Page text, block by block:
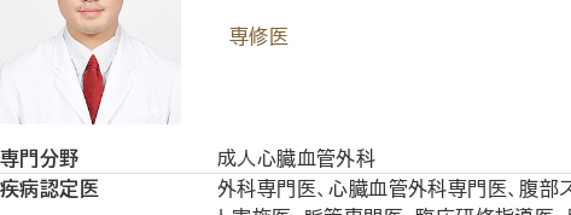
専修医
専門分野
成人心臓血管外科
疾病認定医
外科専門医、心臓血管外科専門医、腹部